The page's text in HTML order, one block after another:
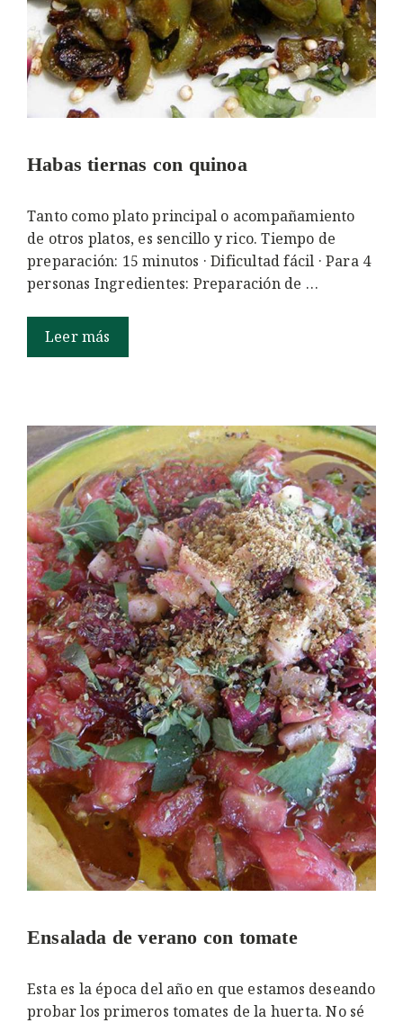
Habas tiernas con quinoa
Tanto como plato principal o acompañamiento
de otros platos, es sencillo y rico. Tiempo de
preparación: 15 minutos · Dificultad fácil · Para 4
personas Ingredientes: Preparación de …
Leer más
Ensalada de verano con tomate
Esta es la época del año en que estamos deseando
probar los primeros tomates de la huerta. No sé